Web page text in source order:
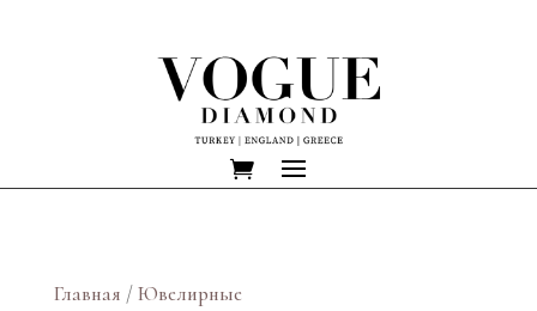
Главная /Ювелирные